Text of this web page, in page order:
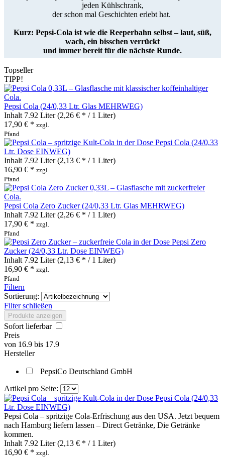
jeden Kühlschrank,
der schon mal Geschichten erlebt hat.
Kurz: Pepsi‑Cola ist wie die Reeperbahn selbst – laut, süß,
wach, ein bisschen verrückt
und immer bereit für die nächste Runde.
Topseller
TIPP!
Pepsi Cola (24/0,33 Ltr. Glas MEHRWEG)
Inhalt 7.92 Liter(2,26 € * / 1 Liter)
17,90 € * zzgl.
Pfand
Pepsi Cola (24/0,33
Ltr. Dose EINWEG)
Inhalt 7.92 Liter(2,13 € * / 1 Liter)
16,90 € * zzgl.
Pfand
Pepsi Cola Zero Zucker (24/0,33 Ltr. Glas MEHRWEG)
Inhalt 7.92 Liter(2,26 € * / 1 Liter)
17,90 € * zzgl.
Pfand
Pepsi Zero
Zucker (24/0,33 Ltr. Dose EINWEG)
Inhalt 7.92 Liter(2,13 € * / 1 Liter)
16,90 € * zzgl.
Pfand
Filtern
Sortierung:
Filter schließen
Produkte anzeigen
Sofort lieferbar
Preis
von 16.9 bis 17.9
Hersteller
PepsiCo Deutschland GmbH
Artikel pro Seite:
Pepsi Cola (24/0,33
Ltr. Dose EINWEG)
Pepsi Cola – spritzige Cola‑Erfrischung aus den USA. Jetzt bequem
nach Hamburg liefern lassen – Direct Getränke, Die Getränke
kommen.
Inhalt 7.92 Liter(2,13 € * / 1 Liter)
16,90 € * zzgl.